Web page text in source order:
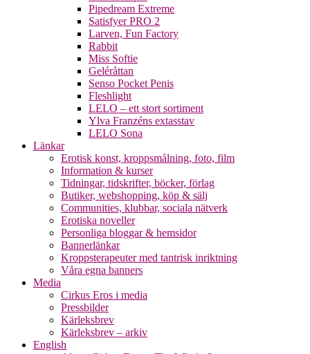
Pipedream Extreme
Satisfyer PRO 2
Larven, Fun Factory
Rabbit
Miss Softie
Geléråttan
Senso Pocket Penis
Fleshlight
LELO – ett stort sortiment
Ylva Franzéns extasstav
LELO Sona
Länkar
Erotisk konst, kroppsmålning, foto, film
Information & kurser
Tidningar, tidskrifter, böcker, förlag
Butiker, webshopping, köp & sälj
Communities, klubbar, sociala nätverk
Erotiska noveller
Personliga bloggar & hemsidor
Bannerlänkar
Kroppsterapeuter med tantrisk inriktning
Våra egna banners
Media
Cirkus Eros i media
Pressbilder
Kärleksbrev
Kärleksbrev – arkiv
English